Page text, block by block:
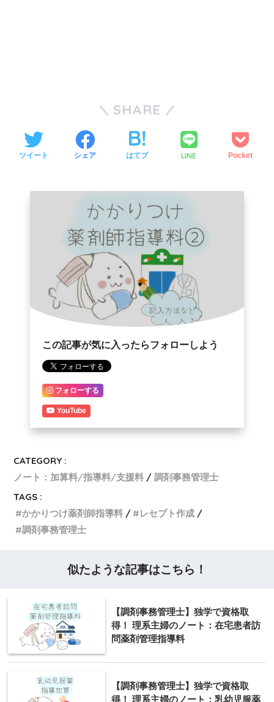
SHARE
ツイート シェア はてブ LINE Pocket
この記事が気に入ったらフォローしよう
フォローする
YouTube
CATEGORY :
ノート：加算料/指導料/支援料
調剤事務管理士
TAGS :
かかりつけ薬剤師指導料
レセプト作成
調剤事務管理士
似たような記事はこちら！
【調剤事務管理士】独学で資格取
得！ 理系主婦のノート：在宅患者訪
問薬剤管理指導料
【調剤事務管理士】独学で資格取
得！ 理系主婦のノート：乳幼児服薬